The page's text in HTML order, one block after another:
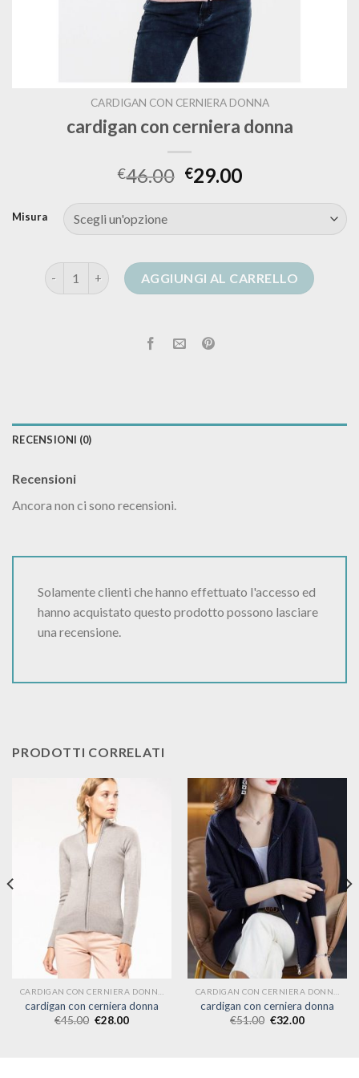
CARDIGAN CON CERNIERA DONNA
cardigan con cerniera donna
€46.00 €29.00
Misura
cardigan con cerniera donna quantità
AGGIUNGI AL CARRELLO
RECENSIONI (0)
Recensioni
Ancora non ci sono recensioni.
Solamente clienti che hanno effettuato l'accesso ed
hanno acquistato questo prodotto possono lasciare
una recensione.
PRODOTTI CORRELATI
cardigan con cerniera donna
€45.00 €28.00
cardigan con cerniera donna
€51.00 €32.00